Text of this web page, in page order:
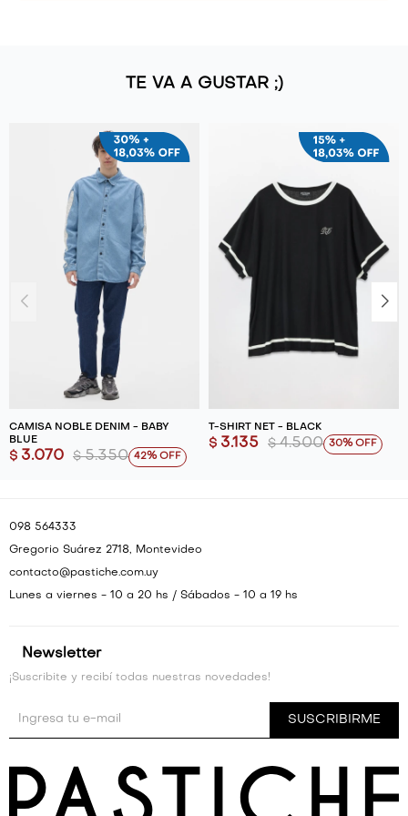
TE VA A GUSTAR ;)
CAMISA NOBLE DENIM - BABY
BLUE
$ 3.070 $ 5.350 42
T-SHIRT NET - BLACK
$ 3.135 $ 4.500 30
Newsletter
¡Suscribite y recibí todas nuestras novedades!
SUSCRIBIRME
098 564333
Gregorio Suárez 2718, Montevideo
contacto@pastiche.com.uy
Lunes a viernes - 10 a 20 hs / Sábados - 10 a 19 hs